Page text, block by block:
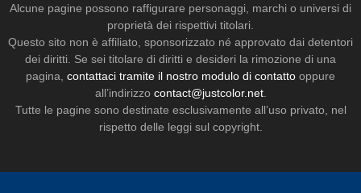
Alcune pagine possono raffigurare personaggi, marchi o universi di
proprietà dei rispettivi titolari.
Questo sito non è affiliato, sponsorizzato né approvato dai detentori
dei diritti. Se sei titolare di diritti e desideri la rimozione di una
pagina, contattaci tramite il nostro modulo di contatto oppure
all’indirizzo contact@justcolor.net.
Tutte le pagine sono destinate esclusivamente all’uso privato, nel
rispetto delle leggi sul copyright.